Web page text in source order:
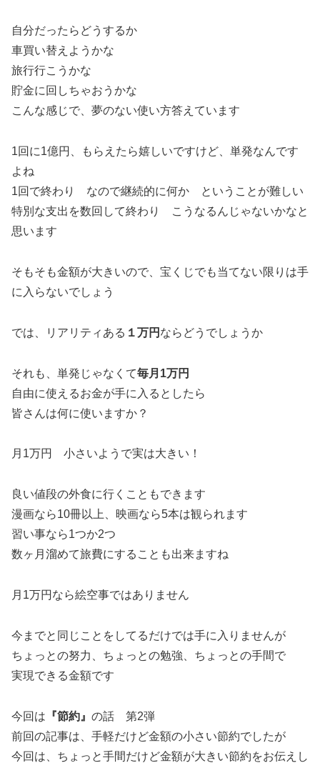
自分だったらどうするか
車買い替えようかな
旅行行こうかな
貯金に回しちゃおうかな
こんな感じで、夢のない使い方答えています
1回に1億円、もらえたら嬉しいですけど、単発なんです
よね
1回で終わり なので継続的に何か ということが難しい
特別な支出を数回して終わり こうなるんじゃないかなと
思います
そもそも金額が大きいので、宝くじでも当てない限りは手
に入らないでしょう
では、リアリティある １万円 ならどうでしょうか
それも、単発じゃなくて毎月1万円
自由に使えるお金が手に入るとしたら
皆さんは何に使いますか？
月1万円 小さいようで実は大きい！
良い値段の外食に行くこともできます
漫画なら10冊以上、映画なら5本は観られます
習い事なら1つか2つ
数ヶ月溜めて旅費にすることも出来ますね
月1万円なら絵空事ではありません
今までと同じことをしてるだけでは手に入りませんが
ちょっとの努力、ちょっとの勉強、ちょっとの手間で
実現できる金額です
今回は 『節約』 の話 第2弾
前回の記事は、手軽だけど金額の小さい節約でしたが
今回は、ちょっと手間だけど金額が大きい節約をお伝えし